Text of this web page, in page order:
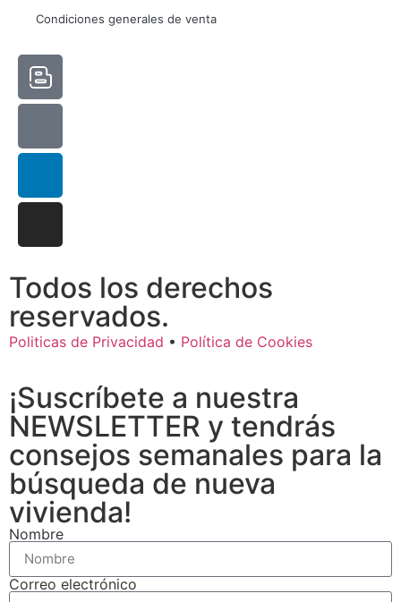
Condiciones generales de venta
Todos los derechos
reservados.
Politicas de Privacidad • Política de Cookies
Estadísticas
podamos
mejorar la
funcionalidad
y estructura
base a cómo
Experiencia
nuestra web
funcione lo
mejor posible
durante tu
visita. Si
cookies,
algunas
funcionalidades
desaparecerán
de la web.
Marketing
Al compartir tus
intereses y
comportamiento
mientras visitas
¡Suscríbete a nuestra
NEWSLETTER y tendrás
consejos semanales para la
búsqueda de nueva
vivienda!
Nombre
Correo electrónico